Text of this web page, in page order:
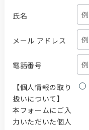
氏名
メール アドレス
電話番号
【個人情報の取り
扱いについて】
本フォームにご入
力いただいた個人